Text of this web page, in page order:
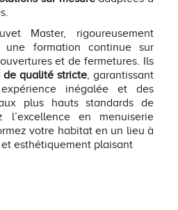
Master, rigoureusement
une formation continue sur
et de fermetures. Ils
de qualité stricte, garantissant
inégalée et des
plus hauts standards de
l’excellence en menuiserie
votre habitat en un lieu à
esthétiquement plaisant